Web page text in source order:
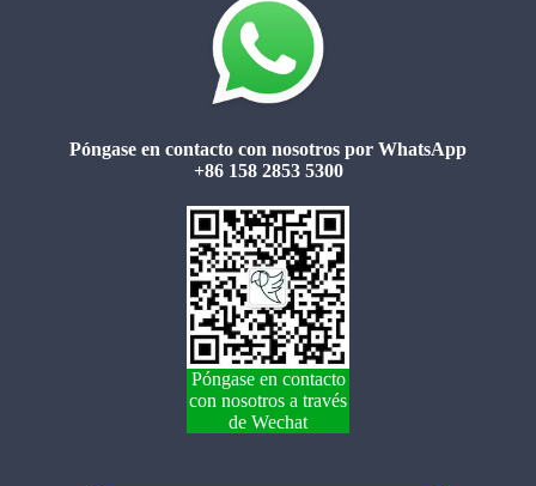
Póngase en contacto con nosotros por WhatsApp
+86 158 2853 5300
Póngase en contacto
con nosotros a través
de Wechat